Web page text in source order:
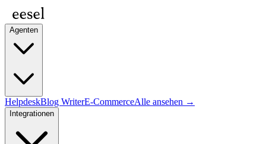
Agenten
HelpdeskBlog WriterE-CommerceAlle ansehen →
Integrationen